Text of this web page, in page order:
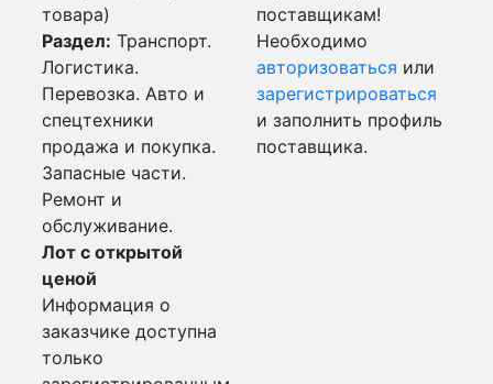
товара)
Раздел: Транспорт.
Логистика.
Перевозка. Авто и
спецтехники
продажа и покупка.
Запасные части.
Ремонт и
обслуживание.
Лот с открытой
ценой
Информация о
заказчике доступна
только
поставщикам!
Необходимо
авторизоваться или
зарегистрироваться
и заполнить профиль
поставщика.